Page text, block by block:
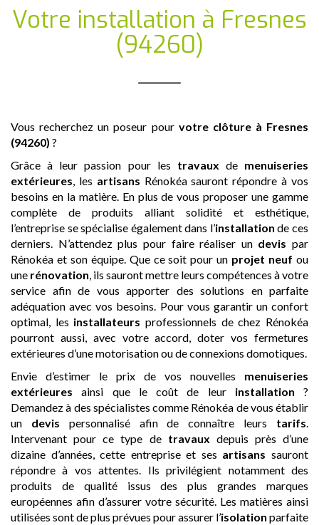
Votre installation à Fresnes
(94260)
Vous recherchez un poseur pour votre clôture à Fresnes
(94260) ?
Grâce à leur passion pour les travaux de menuiseries
extérieures, les artisans Rénokéa sauront répondre à vos
besoins en la matière. En plus de vous proposer une gamme
complète de produits alliant solidité et esthétique,
l’entreprise se spécialise également dans l’installation de ces
derniers. N’attendez plus pour faire réaliser un devis par
Rénokéa et son équipe. Que ce soit pour un projet neuf ou
une rénovation, ils sauront mettre leurs compétences à votre
service afin de vous apporter des solutions en parfaite
adéquation avec vos besoins. Pour vous garantir un confort
optimal, les installateurs professionnels de chez Rénokéa
pourront aussi, avec votre accord, doter vos fermetures
extérieures d’une motorisation ou de connexions domotiques.
Envie d’estimer le prix de vos nouvelles menuiseries
extérieures ainsi que le coût de leur installation ?
Demandez à des spécialistes comme Rénokéa de vous établir
un devis personnalisé afin de connaître leurs tarifs.
Intervenant pour ce type de travaux depuis près d’une
dizaine d’années, cette entreprise et ses artisans sauront
répondre à vos attentes. Ils privilégient notamment des
produits de qualité issus des plus grandes marques
européennes afin d’assurer votre sécurité. Les matières ainsi
utilisées sont de plus prévues pour assurer l’isolation parfaite